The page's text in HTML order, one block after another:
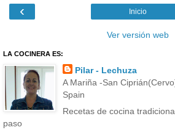
‹ Inicio
Ver versión web
LA COCINERA ES:
Pilar - Lechuza
A Mariña -San
Spain
Recetas de cocina
paso